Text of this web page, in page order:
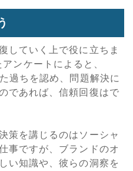
していく上で役に立ちま
ンケートによると、
過ちを認め、問題解決に
であれば、信頼回復はで
策を講じるのはソーシャ
事ですが、ブランドのオ
い知識や、彼らの洞察を